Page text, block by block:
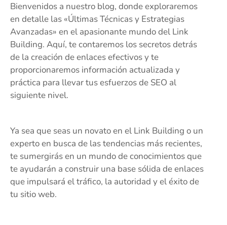
Bienvenidos a nuestro blog, donde exploraremos
en detalle las «Últimas Técnicas y Estrategias
Avanzadas» en el apasionante mundo del Link
Building. Aquí, te contaremos los secretos detrás
de la creación de enlaces efectivos y te
proporcionaremos información actualizada y
práctica para llevar tus esfuerzos de SEO al
siguiente nivel.
Ya sea que seas un novato en el Link Building o un
experto en busca de las tendencias más recientes,
te sumergirás en un mundo de conocimientos que
te ayudarán a construir una base sólida de enlaces
que impulsará el tráfico, la autoridad y el éxito de
tu sitio web.